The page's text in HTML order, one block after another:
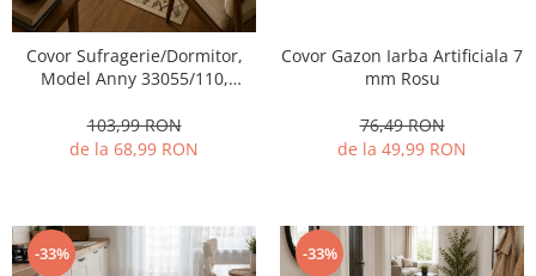
Covor Sufragerie/Dormitor,
Model Anny 33055/110,
103,99 RON
de la 68,99 RON
Covor Gazon Iarba Artificiala 7
mm Rosu
76,49 RON
de la 49,99 RON
-33% -33%